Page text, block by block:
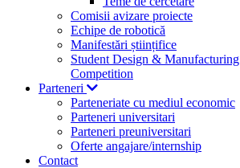
Comisii avizare proiecte
Echipe de robotică
Manifestări științifice
Student Design & Manufacturing
Competition
Parteneri
Parteneriate cu mediul economic
Parteneri universitari
Parteneri preuniversitari
Oferte angajare/internship
Contact